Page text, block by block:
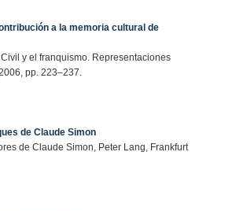
a la memoria cultural de
y el franquismo. Representaciones
pp. 223–237.
de Claude Simon
de Claude Simon, Peter Lang, Frankfurt